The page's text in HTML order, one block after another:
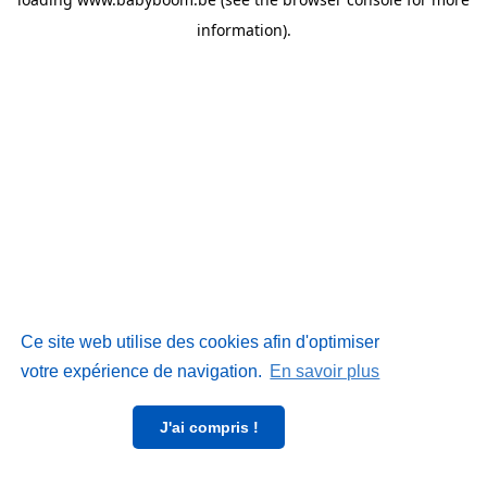
Ce site web utilise des cookies afin d'optimiser
votre expérience de navigation. En savoir plus
J'ai compris !
information).